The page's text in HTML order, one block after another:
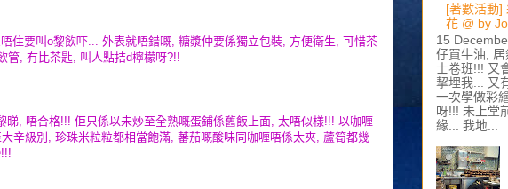
住要叫o黎飲吓... 外表就唔錯嘅, 糖漿仲要係獨立包裝, 方便衛生, 可惜茶
管, 冇比茶匙, 叫人點拮d檸檬呀?!!
睇, 唔合格!!! 佢只係以未炒至全熟嘅蛋鋪係舊飯上面, 太唔似樣!!! 以咖喱
辛級別, 珍珠米粒粒都相當飽滿, 蕃茄嘅酸味同咖喱唔係太夾, 蘆筍都幾
[著數活動]
花 @ by
15
仔買牛油,
士卷班!!! 又
挈埋我... 又
一次學做彩
呀!!! 未上堂
緣... 我地...